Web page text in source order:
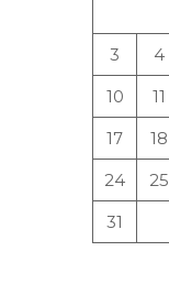
3
4
10
11
17
18
24
25
31